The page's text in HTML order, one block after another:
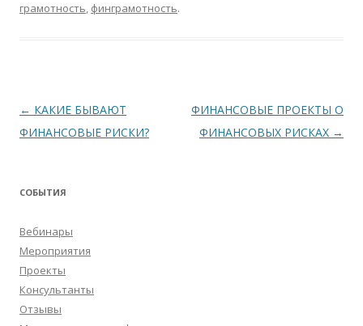
грамотность, финграмотность.
Навигация
по
← КАКИЕ БЫВАЮТ
ФИНАНСОВЫЕ РИСКИ?
ФИНАНСОВЫЕ ПРОЕКТЫ О
ФИНАНСОВЫХ РИСКАХ →
СОБЫТИЯ
Вебинары
Мероприятия
Проекты
Консультанты
Отзывы